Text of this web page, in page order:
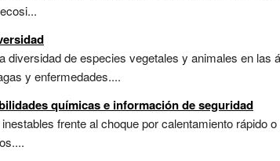
diversidad de especies vegetales y animales en
y enfermedades....
químicas e información de seguridad
frente al choque por calentamiento rápido